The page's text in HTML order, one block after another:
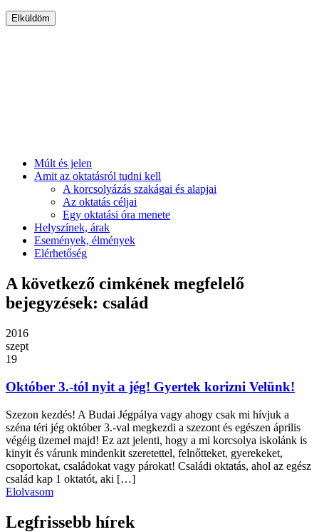
Múlt és jelen
Amit az oktatásról tudni kell
A korcsolyázás szakágai és alapjai
Az oktatás céljai
Egy oktatási óra menete
Helyszínek, árak
Események, élmények
Elérhetőség
A következő cimkének megfelelő
bejegyzések: család
2016
szept
19
Október 3.-tól nyit a jég! Gyertek korizni Velünk!
Szezon kezdés! A Budai Jégpálya vagy ahogy csak mi hívjuk a
széna téri jég október 3.-val megkezdi a szezont és egészen április
végéig üzemel majd! Ez azt jelenti, hogy a mi korcsolya iskolánk is
kinyit és várunk mindenkit szeretettel, felnőtteket, gyerekeket,
csoportokat, családokat vagy párokat! Családi oktatás, ahol az egész
család kap 1 oktatót, aki […]
Elolvasom
Legfrissebb hírek